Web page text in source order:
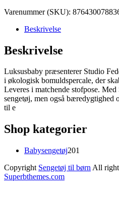
Varenummer (SKU):
Beskrivelse
Beskrivelse
Luksusbaby præsenterer Studio
i økologisk bomuldspercale, der
Leveres i matchende stofpose.
sengetøj, men også bæredygtighed
til e
Shop kategorier
Babysengetøj201
Copyright Sengetøj til børn All
Superbthemes.com